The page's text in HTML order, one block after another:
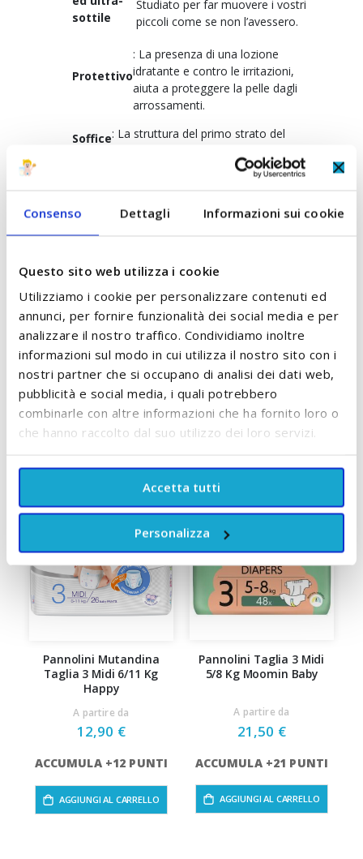
Consenso Dettagli Informazioni sui cookie
Questo sito web utilizza i cookie
Utilizziamo i cookie per personalizzare contenuti ed
annunci, per fornire funzionalità dei social media e per
analizzare il nostro traffico. Condividiamo inoltre
informazioni sul modo in cui utilizza il nostro sito con i
nostri partner che si occupano di analisi dei dati web,
pubblicità e social media, i quali potrebbero
combinarle con altre informazioni che ha fornito loro o
che hanno raccolto dal suo utilizzo dei loro servizi.
Accetta tutti
Personalizza
sottile
Studiato per far muovere i vostri
piccoli come se non l’avessero.
Protettivo
: La presenza di una lozione
idratante e contro le irritazioni,
aiuta a proteggere la pelle dagli
arrossamenti.
Soffice: La struttura del primo strato del
particolarmente soffice.
sulla
sensazione di morbida carezza a
Bande
: Per una maggiore vestibilità e
RECENSIONI
POTREBBE PIACERTI ANCHE:
Pannolini Mutandina
Taglia 3 Midi 6/11 Kg
Happy
A partire da
12,90 €
ACCUMULA +12 PUNTI
AGGIUNGI AL CARRELLO
Pannolini Taglia 3 Midi
5/8 Kg Moomin Baby
A partire da
21,50 €
ACCUMULA +21 PUNTI
AGGIUNGI AL CARRELLO